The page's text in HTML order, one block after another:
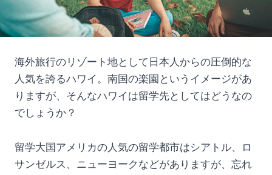
海外旅行のリゾート地として日本人からの圧倒的な
人気を誇るハワイ。南国の楽園というイメージがあ
りますが、そんなハワイは留学先としてはどうなの
でしょうか？
留学大国アメリカの人気の留学都市はシアトル、ロ
サンゼルス、ニューヨークなどがありますが、忘れ